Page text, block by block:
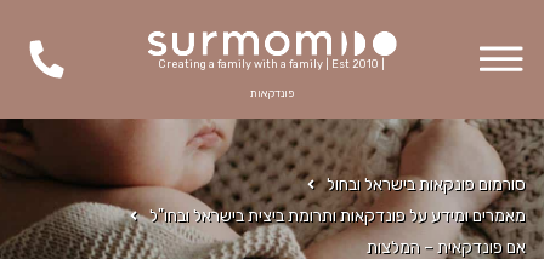
Creating a family with a family | Est 2010 |
פונדקאות
סורמום פונקאות בישראל ובחול
מאמרים ומידע על פונדקאות ותרומת ביצית בישראל ובחו"ל
אם פונדקאית – המלצות